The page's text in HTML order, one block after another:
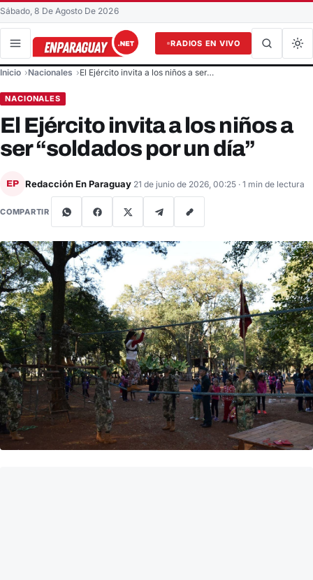
Sábado, 8 De Agosto De 2026
RADIOS EN VIVO
Buscar en el sitio
Inicio Nacionales El Ejército invita a los niños a ser…
NACIONALES
El Ejército invita a los niños a
ser “soldados por un día”
EP Redacción En Paraguay 21 de junio de 2026, 00:25 · 1 min de lectura
COMPARTIR